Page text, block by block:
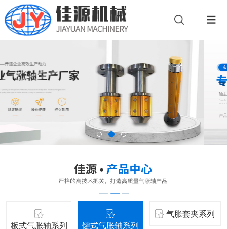
板式气胀轴系列 键式气胀轴系列
气胀套夹系列